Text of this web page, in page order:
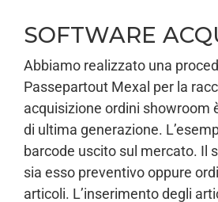
SOFTWARE
Abbiamo realizzato una
Passepartout Mexal per la
acquisizione ordini showroom
di ultima generazione.
barcode uscito sul mercato. Il
sia esso preventivo oppure
articoli. L’inserimento degli